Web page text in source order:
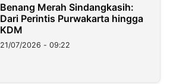
Benang Merah Sindangkasih:
Dari Perintis Purwakarta hingga
KDM
21/07/2026 - 09:22